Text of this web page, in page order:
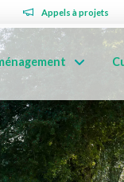
Appels à projets